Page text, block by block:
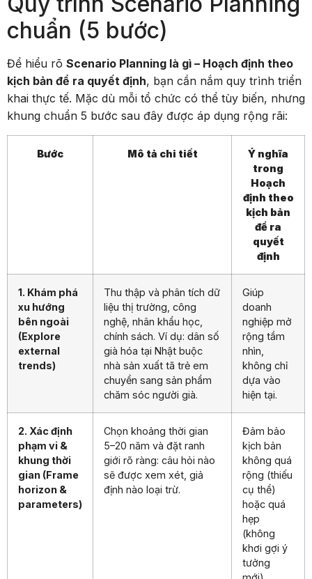
chuẩn (5 bước)
Để hiểu rõ Scenario Planning là gì – Hoạch định theo
kịch bản để ra quyết định , bạn cần nắm quy trình triển
khai thực tế. Mặc dù mỗi tổ chức có thể tùy biến, nhưng
khung chuẩn 5 bước sau đây được áp dụng rộng rãi:
Bước Mô tả chi tiết
Ý nghĩa
trong
Hoạch
định theo
kịch bản
để ra
quyết
định
1. Khám phá
xu hướng
bên ngoài
(Explore
external
trends)
Thu thập và phân tích dữ
liệu thị trường, công
nghệ, nhân khẩu học,
chính sách. Ví dụ: dân số
già hóa tại Nhật buộc
nhà sản xuất tã trẻ em
chuyển sang sản phẩm
chăm sóc người già.
Giúp
doanh
nghiệp mở
rộng tầm
nhìn,
không chỉ
dựa vào
hiện tại.
2. Xác định
phạm vi &
khung thời
gian (Frame
horizon &
parameters)
Chọn khoảng thời gian
5–20 năm và đặt ranh
giới rõ ràng: câu hỏi nào
sẽ được xem xét, giả
định nào loại trừ.
Đảm bảo
kịch bản
không quá
rộng (thiếu
cụ thể)
hoặc quá
hẹp
(không
khơi gợi ý
tưởng
mới).